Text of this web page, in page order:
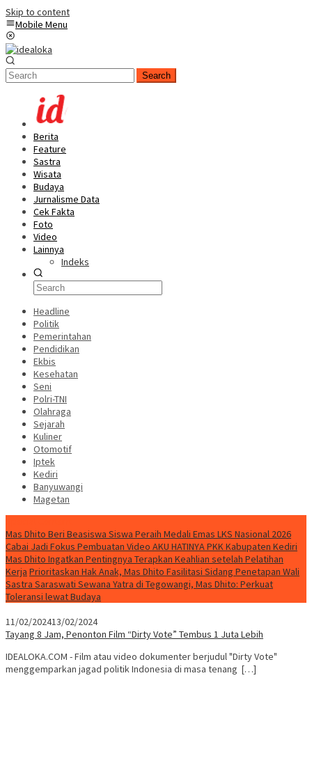
Skip to content
Mobile Menu
Search
Berita
Feature
Sastra
Wisata
Budaya
Jurnalisme Data
Cek Fakta
Foto
Video
Lainnya
Indeks
Headline
Politik
Pemerintahan
Pendidikan
Ekbis
Kesehatan
Seni
Polri-TNI
Olahraga
Sejarah
Kuliner
Otomotif
Iptek
Kediri
Banyuwangi
Magetan
Mas Dhito Beri Beasiswa Siswa Peraih Medali Emas LKS Nasional 2026
Cabai Jadi Fokus Pembuatan Video AKU HATINYA PKK Kabupaten Kediri
Mas Dhito Ingatkan Pentingnya Terapkan Keahlian setelah Pelatihan
Kerja Prioritaskan Hak Anak, Mas Dhito Fasilitasi Sidang Penetapan Wali
Sastra Saraswati Sewana Yatra di Tegowangi, Mas Dhito: Perkuat
Toleransi lewat Budaya
11/02/202413/02/2024
Tayang 8 Jam, Penonton Film “Dirty Vote” Tembus 1 Juta Lebih
IDEALOKA.COM - Film atau video dokumenter berjudul "Dirty Vote"
menggemparkan jagad politik Indonesia di masa tenang […]